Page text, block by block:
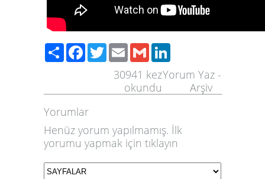
ShareFacebook
TwitterEmailGmail
Yorum Yaz -
Arşiv
30941 kez
okundu
Yorumlar
Henüz yorum yapılmamış. İlk
yorumu yapmak için tıklayın